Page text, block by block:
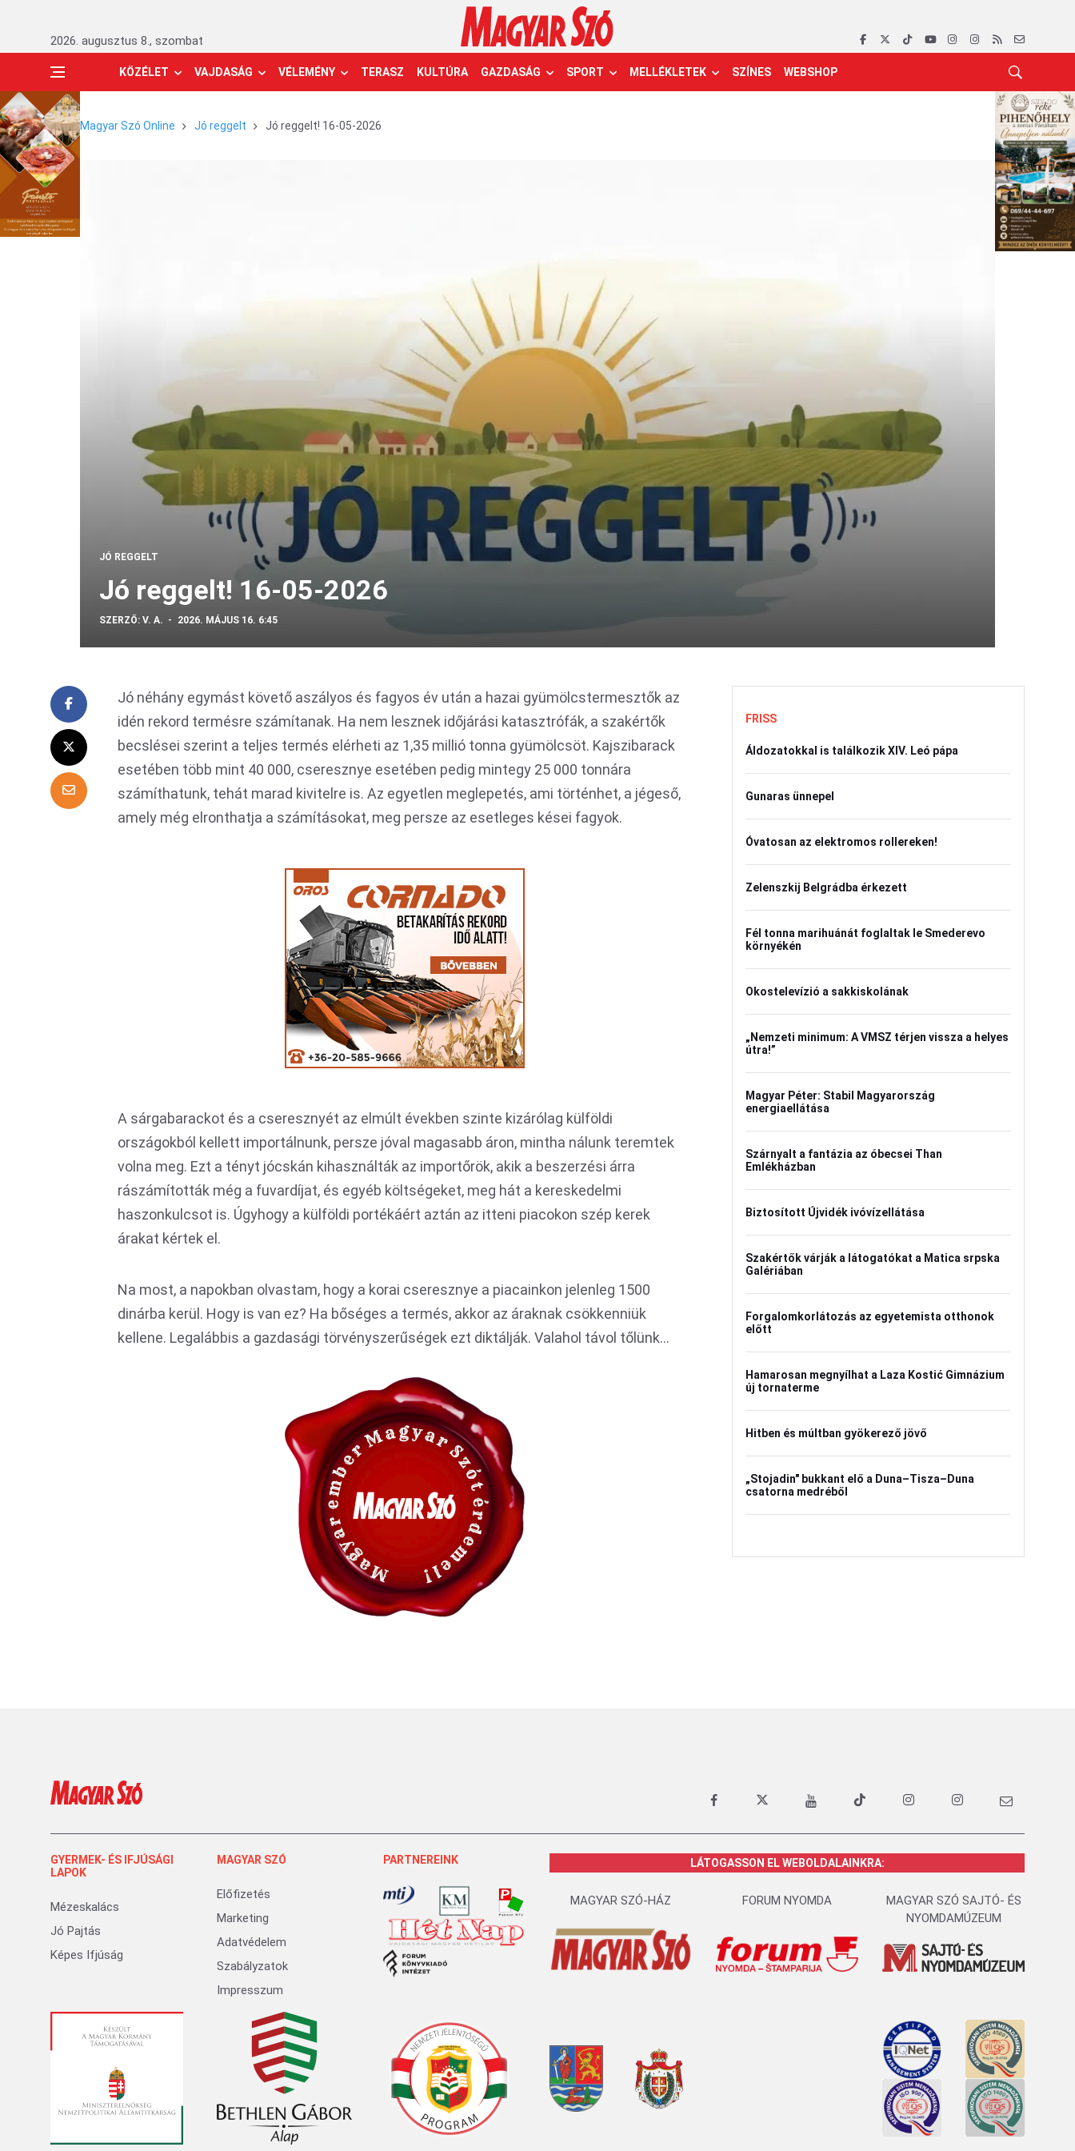
2026. augusztus 8., szombat
KÖZÉLET VAJDASÁG VÉLEMÉNY TERASZ KULTÚRA GAZDASÁG SPORT MELLÉKLETEK SZÍNES WEBSHOP
Magyar Szó Online Jó reggelt Jó reggelt! 16-05-2026
JÓ REGGELT
Jó reggelt! 16-05-2026
SZERZŐ: V. A. 2026. MÁJUS 16. 6:45
Jó néhány egymást követő aszályos és fagyos év után a hazai gyümölcstermesztők az
idén rekord termésre számítanak. Ha nem lesznek időjárási katasztrófák, a szakértők
becslései szerint a teljes termés elérheti az 1,35 millió tonna gyümölcsöt. Kajszibarack
esetében több mint 40 000, cseresznye esetében pedig mintegy 25 000 tonnára
számíthatunk, tehát marad kivitelre is. Az egyetlen meglepetés, ami történhet, a jégeső,
amely még elronthatja a számításokat, meg persze az esetleges kései fagyok.
A sárgabarackot és a cseresznyét az elmúlt években szinte kizárólag külföldi
országokból kellett importálnunk, persze jóval magasabb áron, mintha nálunk teremtek
volna meg. Ezt a tényt jócskán kihasználták az importőrök, akik a beszerzési árra
rászámították még a fuvardíjat, és egyéb költségeket, meg hát a kereskedelmi
haszonkulcsot is. Úgyhogy a külföldi portékáért aztán az itteni piacokon szép kerek
árakat kértek el.
Na most, a napokban olvastam, hogy a korai cseresznye a piacainkon jelenleg 1500
dinárba kerül. Hogy is van ez? Ha bőséges a termés, akkor az áraknak csökkenniük
kellene. Legalábbis a gazdasági törvényszerűségek ezt diktálják. Valahol távol tőlünk…
FRISS
Áldozatokkal is találkozik XIV. Leó pápa
Gunaras ünnepel
Óvatosan az elektromos rollereken!
Zelenszkij Belgrádba érkezett
Fél tonna marihuánát foglaltak le Smederevo
környékén
Okostelevízió a sakkiskolának
„Nemzeti minimum: A VMSZ térjen vissza a helyes
útra!”
Magyar Péter: Stabil Magyarország
energiaellátása
Szárnyalt a fantázia az óbecsei Than
Emlékházban
Biztosított Újvidék ivóvízellátása
Szakértők várják a látogatókat a Matica srpska
Galériában
Forgalomkorlátozás az egyetemista otthonok
előtt
Hamarosan megnyílhat a Laza Kostić Gimnázium
új tornaterme
Hitben és múltban gyökerező jövő
„Stojadin" bukkant elő a Duna–Tisza–Duna
csatorna medréből
GYERMEK- ÉS IFJÚSÁGI
LAPOK
Mézeskalács
Jó Pajtás
Képes Ifjúság
MAGYAR SZÓ
Előfizetés
Marketing
Adatvédelem
Szabályzatok
Impresszum
PARTNEREINK LÁTOGASSON EL WEBOLDALAINKRA:
MAGYAR SZÓ-HÁZ FORUM NYOMDA
MAGYAR SZÓ SAJTÓ- ÉS
NYOMDAMÚZEUM